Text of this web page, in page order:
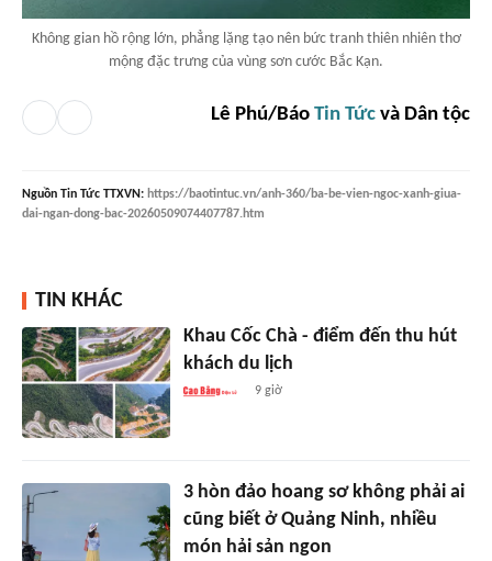
Không gian hồ rộng lớn, phẳng lặng tạo nên bức tranh thiên nhiên thơ
mộng đặc trưng của vùng sơn cước Bắc Kạn.
Lê Phú/Báo Tin Tức và Dân tộc
Nguồn Tin Tức TTXVN: https://baotintuc.vn/anh-360/ba-be-vien-ngoc-xanh-giua-
dai-ngan-dong-bac-20260509074407787.htm
TIN KHÁC
Khau Cốc Chà - điểm đến thu hút
khách du lịch
9 giờ
3 hòn đảo hoang sơ không phải ai
cũng biết ở Quảng Ninh, nhiều
món hải sản ngon